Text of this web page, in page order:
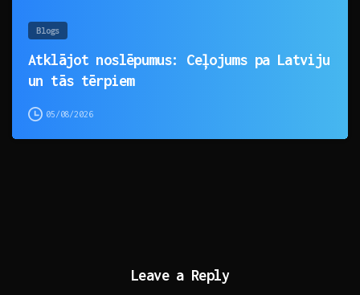
Blogs
Atklājot noslēpumus: Ceļojums pa Latviju
un tās tērpiem
05/08/2026
Leave a Reply